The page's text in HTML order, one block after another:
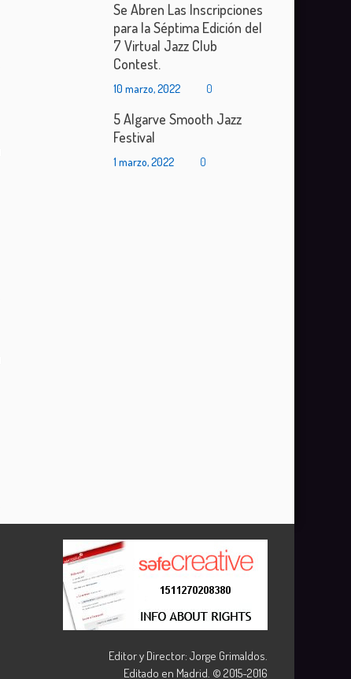
Se Abren Las Inscripciones
para la Séptima Edición del
7 Virtual Jazz Club
Contest.
10 marzo, 2022 0
5 Algarve Smooth Jazz
Festival
1 marzo, 2022 0
Editor y Director: Jorge Grimaldos.
Editado en Madrid. © 2015-2016